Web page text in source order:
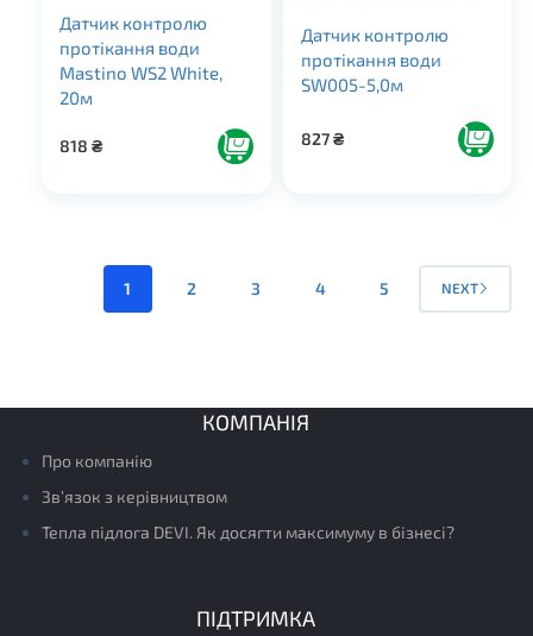
Датчик контролю
протікання води
Mastino WS2 White,
20м
818 ₴
Датчик контролю
протікання води
SW005-5,0м
827₴
1 2 3 4 5 NEXT
КОМПАНІЯ
Про компанію
Зв’язок з керівництвом
Тепла підлога DEVI. Як досягти максимуму в бізнесі?
ПІДТРИМКА